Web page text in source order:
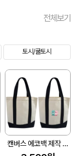
전체보기
토시/쿨토시
캔버스 에코백 제작 (34x34x10cm)